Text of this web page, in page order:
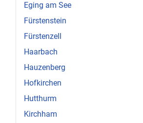
Eging am See
Fürstenstein
Fürstenzell
Haarbach
Hauzenberg
Hofkirchen
Hutthurm
Kirchham